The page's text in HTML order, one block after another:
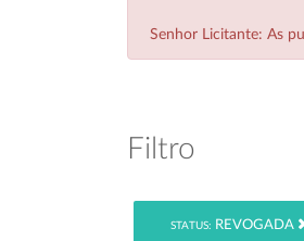
Senhor Licitante: As
Filtro
STATUS: REVOGADA